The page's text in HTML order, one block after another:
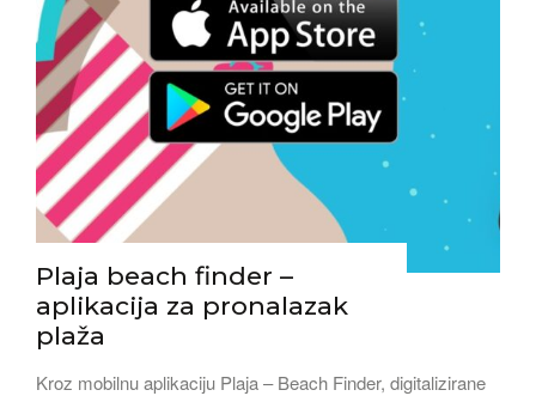
Plaja beach finder –
aplikacija za pronalazak
plaža
Kroz mobilnu aplikaciju Plaja – Beach Finder, digitalizirane